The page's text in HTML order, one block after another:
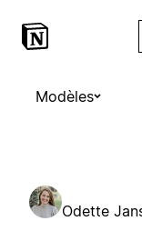
Modèles
Odette